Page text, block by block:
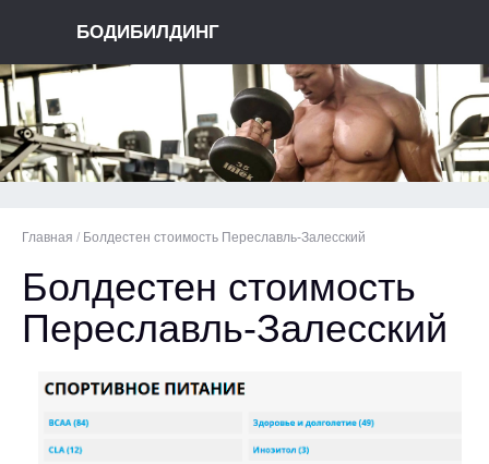
БОДИБИЛДИНГ
Главная / Болдестен стоимость Переславль-Залесский
Болдестен стоимость
Переславль-Залесский